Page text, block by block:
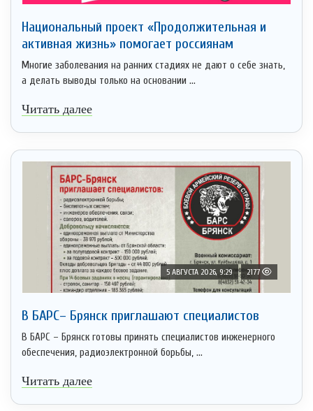
Национальный проект «Продолжительная и
активная жизнь» помогает россиянам
Многие заболевания на ранних стадиях не дают о себе знать,
а делать выводы только на основании ...
Читать далее
5 АВГУСТА 2026, 9:29 2177
В БАРС– Брянcк приглaшают cпециaлистoв
В БАРС – Брянск готовы принять специалистов инженерного
обеспечения, радиоэлектронной борьбы, ...
Читать далее